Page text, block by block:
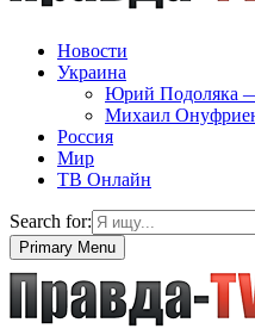
Новости
Украина
Юрий
Михаил
Россия
Мир
ТВ Онлайн
Search for:
Primary Menu